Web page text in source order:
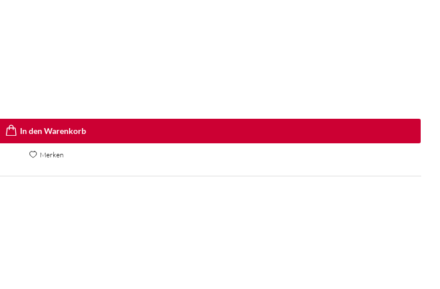
In den Warenkorb
Merken